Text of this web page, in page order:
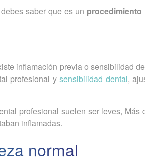
saber que es un procedimiento
inflamación previa o sensibilidad
profesional ysensibilidad dental,
profesional suelen ser leves, Más
inflamadas.
normal